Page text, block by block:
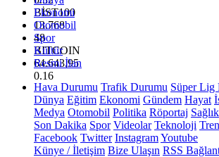
BİST100
13.768
48
BITCOIN
64.643,95
0.16
Ekonomi
Otomobil
Spor
Kültür
Resmi İlan
Hava Durumu Trafik Durumu Süper Lig
Dünya Eğitim Ekonomi Gündem Hayat
Medya Otomobil Politika Röportaj Sağlık
Son Dakika Spor Videolar Teknoloji
Facebook Twitter InstagramYoutube
Künye / İletişim Bize Ulaşın RSS